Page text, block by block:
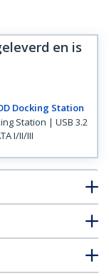
en is
Docking Station
Station | USB 3.2
I/II/III